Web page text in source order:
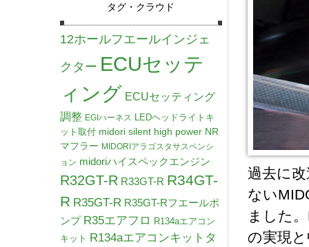
過去に
ない
ました
の実現
タグ・クラウド
12ホールフエールインジェ
クター ECUセッテ
ィング ECUセッティング
調整 EGIハーネス LEDヘッドライトキ
ット取付 midori silent high power NR
マフラー MIDORIアラゴスタサスペンシ
ョン midoriハイスペックエンジン
R32GT-R R33GT-R R34GT-
R R35GT-R R35GT-Rフエールポ
ンプ R35エアフロ R134aエアコン
キット R134aエアコンキットタ